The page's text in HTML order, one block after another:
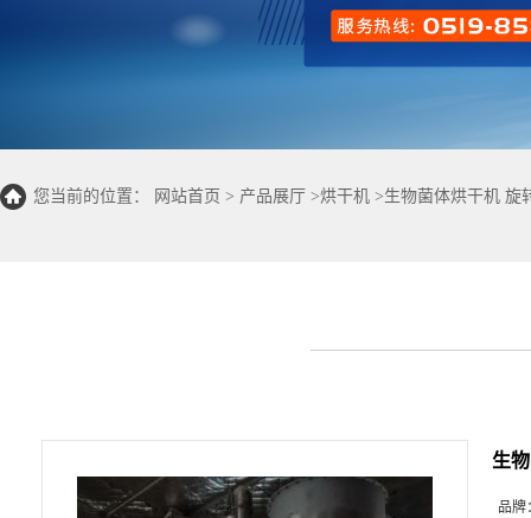
您当前的位置： 网站首页 > 产品展厅 >烘干机 >生物菌体烘干机 旋
生
品牌